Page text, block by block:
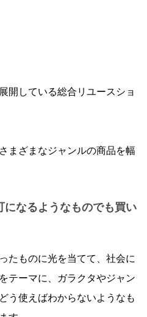
開している総合リユースショ
まざまなジャンルの商品を幅
になるようなものでも買い
たものに光を当てて、社会に
テーマに、ガラクタやジャン
う使えばわからないようなも